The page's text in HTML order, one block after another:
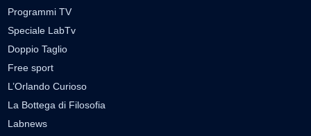
Programmi TV
Speciale LabTv
Doppio Taglio
Free sport
L’Orlando Curioso
La Bottega di Filosofia
Labnews